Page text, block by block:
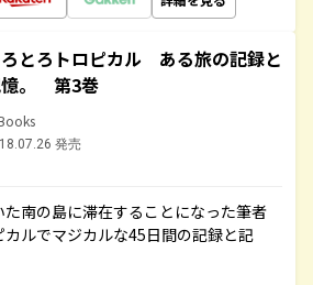
とろトロピカル ある旅の記録と
。 第3巻
発売
南の島に滞在することになった筆者
ルでマジカルな45日間の記録と記